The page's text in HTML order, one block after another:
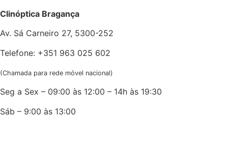
Clinóptica Bragança
Av. Sá Carneiro 27, 5300-252
Telefone: +351 963 025 602
(Chamada para rede móvel nacional)
Seg a Sex – 09:00 às 12:00 – 14h às 19:30
Sáb – 9:00 às 13:00